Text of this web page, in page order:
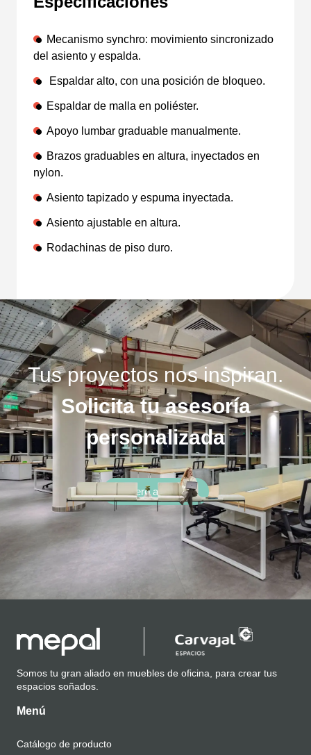
Mecanismo synchro: movimiento sincronizado
del asiento y espalda.
Espaldar alto, con una posición de bloqueo.
Espaldar de malla en poliéster.
Apoyo lumbar graduable manualmente.
Brazos graduables en altura, inyectados en
nylon.
Asiento tapizado y espuma inyectada.
Asiento ajustable en altura.
Rodachinas de piso duro.
Tus proyectos nos inspiran.
Solicita tu asesoría
personalizada
Quiero asesoría
Somos tu gran aliado en muebles de oficina, para crear tus
espacios soñados.
Menú
Catálogo de producto